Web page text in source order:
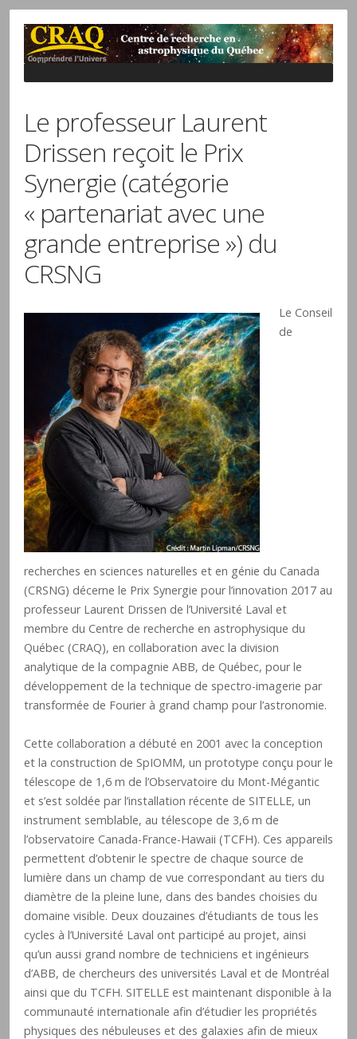
Le professeur Laurent
Drissen reçoit le Prix
Synergie (catégorie
« partenariat avec une
grande entreprise ») du
CRSNG
Le Conseil
de
recherches en sciences naturelles et en génie du Canada
(CRSNG) décerne le Prix Synergie pour l’innovation 2017 au
professeur Laurent Drissen de l’Université Laval et
membre du Centre de recherche en astrophysique du
Québec (CRAQ), en collaboration avec la division
analytique de la compagnie ABB, de Québec, pour le
développement de la technique de spectro-imagerie par
transformée de Fourier à grand champ pour l’astronomie.
Cette collaboration a débuté en 2001 avec la conception
et la construction de SpIOMM, un prototype conçu pour le
télescope de 1,6 m de l’Observatoire du Mont-Mégantic
et s’est soldée par l’installation récente de SITELLE, un
instrument semblable, au télescope de 3,6 m de
l’observatoire Canada-France-Hawaii (TCFH). Ces appareils
permettent d’obtenir le spectre de chaque source de
lumière dans un champ de vue correspondant au tiers du
diamètre de la pleine lune, dans des bandes choisies du
domaine visible. Deux douzaines d’étudiants de tous les
cycles à l’Université Laval ont participé au projet, ainsi
qu’un aussi grand nombre de techniciens et ingénieurs
d’ABB, de chercheurs des universités Laval et de Montréal
ainsi que du TCFH. SITELLE est maintenant disponible à la
communauté internationale afin d’étudier les propriétés
physiques des nébuleuses et des galaxies afin de mieux